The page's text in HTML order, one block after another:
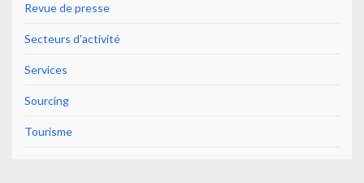
Revue de presse
Secteurs d'activité
Services
Sourcing
Tourisme